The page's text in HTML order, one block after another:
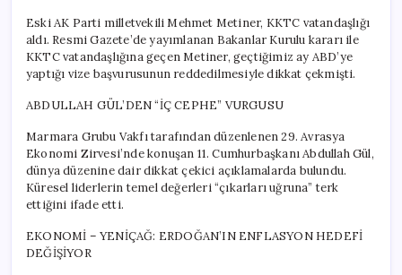
Eski AK Parti milletvekili Mehmet Metiner, KKTC vatandaşlığı
aldı. Resmi Gazete’de yayımlanan Bakanlar Kurulu kararı ile
KKTC vatandaşlığına geçen Metiner, geçtiğimiz ay ABD’ye
yaptığı vize başvurusunun reddedilmesiyle dikkat çekmişti.
ABDULLAH GÜL’DEN “İÇ CEPHE” VURGUSU
Marmara Grubu Vakfı tarafından düzenlenen 29. Avrasya
Ekonomi Zirvesi’nde konuşan 11. Cumhurbaşkanı Abdullah Gül,
dünya düzenine dair dikkat çekici açıklamalarda bulundu.
Küresel liderlerin temel değerleri “çıkarları uğruna” terk
ettiğini ifade etti.
EKONOMİ – YENİÇAĞ: ERDOĞAN’IN ENFLASYON HEDEFİ
DEĞİŞİYOR